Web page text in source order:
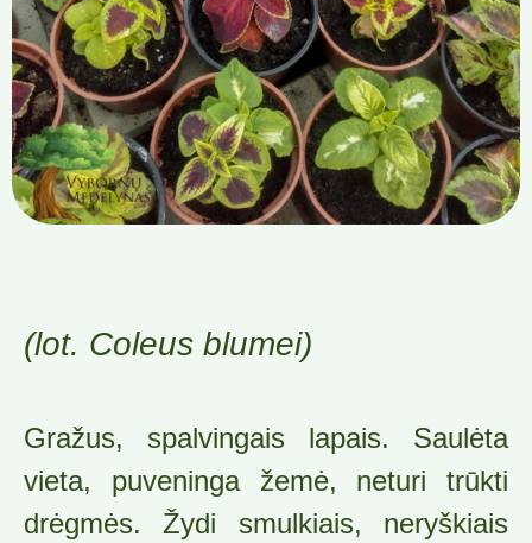
(lot. Coleus blumei)
Gražus, spalvingais lapais. Saulėta
vieta, puveninga žemė, neturi trūkti
drėgmės. Žydi smulkiais, neryškiais